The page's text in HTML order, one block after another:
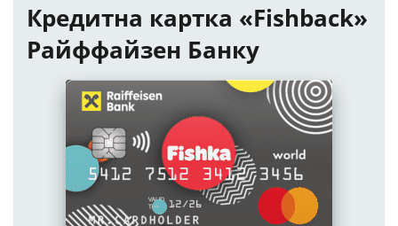
Кредитна картка «Fishback»
Райффайзен Банку